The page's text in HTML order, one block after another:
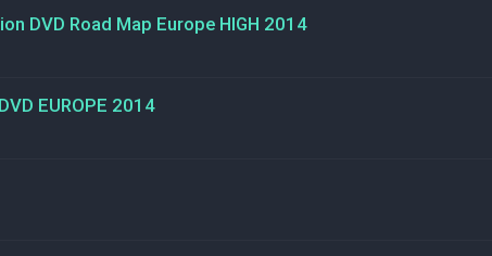
DVD Road Map Europe HIGH 2014
EUROPE 2014